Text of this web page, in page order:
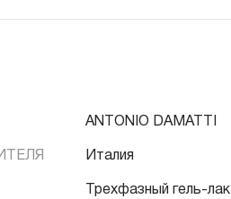
ANTONIO DAMATTI
Италия
Трехфазный гель-лак